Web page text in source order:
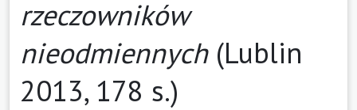
rzeczowników
nieodmiennych(Lublin
2013, 178 s.)